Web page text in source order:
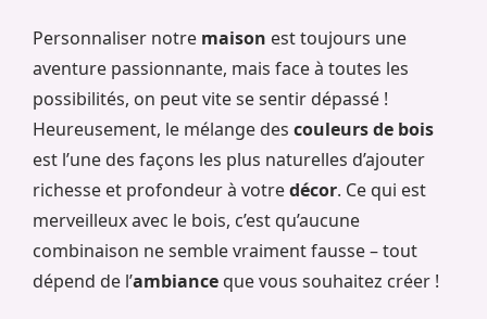
Personnaliser notre maison est toujours une
aventure passionnante, mais face à toutes les
possibilités, on peut vite se sentir dépassé !
Heureusement, le mélange des couleurs de bois
est l’une des façons les plus naturelles d’ajouter
richesse et profondeur à votredécor. Ce qui est
merveilleux avec le bois, c’est qu’aucune
combinaison ne semble vraiment fausse – tout
dépend de l’ambiance que vous souhaitez créer !